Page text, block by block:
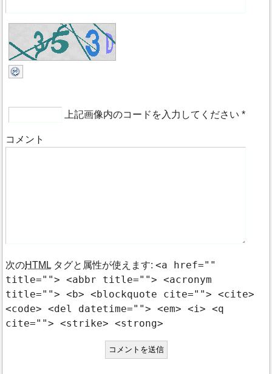
上記画像内のコードを入力してください *
コメント
次のHTMLタグと属性が使えます:<a href=""
title=""> <abbr title=""> <acronym
title=""> <b> <blockquote cite=""> <cite>
<code> <del datetime=""> <em> <i> <q
cite=""> <strike> <strong>